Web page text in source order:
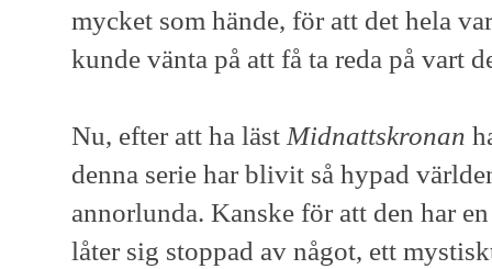
mycket som hände, för att det hela
kunde vänta på att få ta reda på vart
Nu, efter att ha lästMidnattskronan
denna serie har blivit så hypad
annorlunda. Kanske för att den har
låter sig stoppad av något, ett